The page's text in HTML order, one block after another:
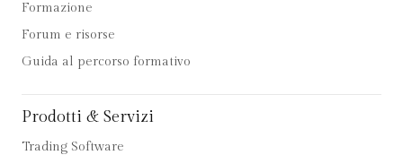
Formazione
Forum e risorse
Guida al percorso formativo
Prodotti & Servizi
Trading Software